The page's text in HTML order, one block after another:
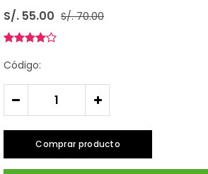
S/. 55.00 S/. 70.00
Código:
- +
Comprar producto